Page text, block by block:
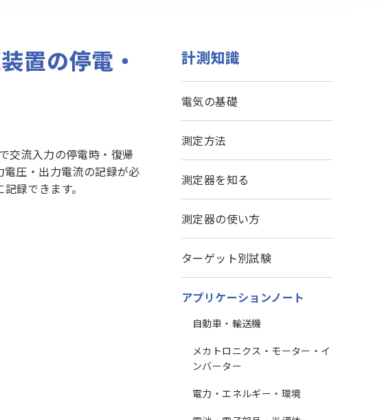
置の停電・
交流入力の停電時・復帰
圧・出力電流の記録が必
録できます。
計測知識
電気の基礎
測定方法
測定器を知る
測定器の使い方
ターゲット別試験
アプリケーションノート
自動車・輸送機
メカトロニクス・モーター・イ
ンバーター
電力・エネルギー・環境